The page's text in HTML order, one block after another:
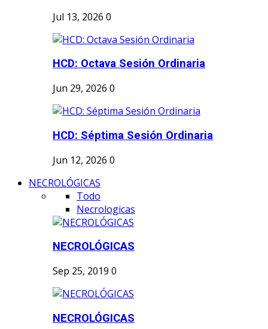
Jul 13, 2026 0
HCD: Octava Sesión Ordinaria
Jun 29, 2026 0
HCD: Séptima Sesión Ordinaria
Jun 12, 2026 0
NECROLÓGICAS
Todo
Necrologicas
NECROLÓGICAS
Sep 25, 2019 0
NECROLÓGICAS